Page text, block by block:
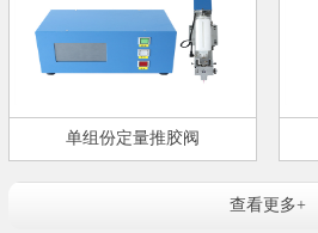
单组份定量推胶阀
查看更多+